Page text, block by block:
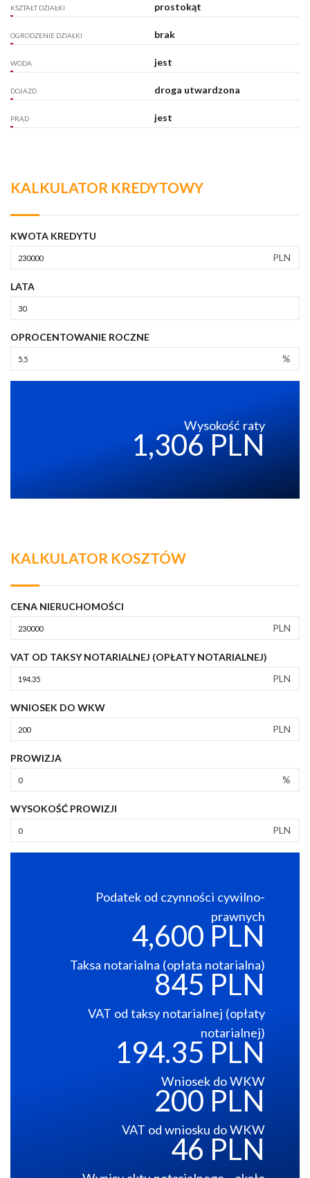
KSZTAŁT DZIAŁKI prostokąt
OGRODZENIE DZIAŁKI brak
WODA jest
DOJAZD droga utwardzona
PRĄD jest
KALKULATOR KREDYTOWY
KWOTA KREDYTU
PLN
LATA
OPROCENTOWANIE ROCZNE
%
Wysokość raty
1,306 PLN
KALKULATOR KOSZTÓW
CENA NIERUCHOMOŚCI
PLN
VAT OD TAKSY NOTARIALNEJ (OPŁATY NOTARIALNEJ)
PLN
WNIOSEK DO WKW
PLN
PROWIZJA
%
WYSOKOŚĆ PROWIZJI
PLN
Podatek od czynności cywilno-
prawnych
4,600 PLN
Taksa notarialna (opłata notarialna)
845 PLN
VAT od taksy notarialnej (opłaty
notarialnej)
194.35 PLN
Wniosek do WKW
200 PLN
VAT od wniosku do WKW
46 PLN